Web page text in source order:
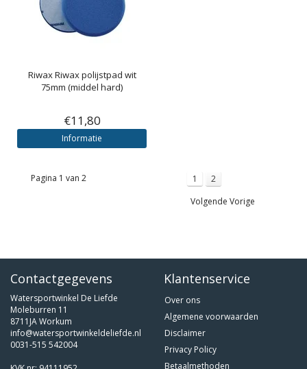
RiwaxRiwax polijstpad wit
75mm (middel hard)
€11,80
Informatie
Pagina 1 van 2 1
2
Volgende Vorige
Contactgegevens
Watersportwinkel De Liefde
Moleburren 11
8711JA Workum
info@watersportwinkeldeliefde.nl
0031-515 542004
Klantenservice
Over ons
Algemene voorwaarden
Disclaimer
Privacy Policy
Betaalmethoden